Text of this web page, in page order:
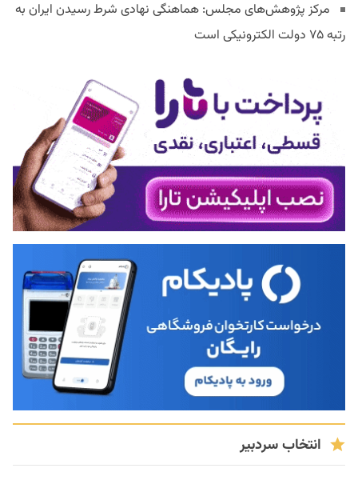
مرکز پژوهش‌های مجلس: هماهنگی نهادی شرط رسیدن ایران به
رتبه ۷۵ دولت الکترونیکی است
انتخاب سردبیر